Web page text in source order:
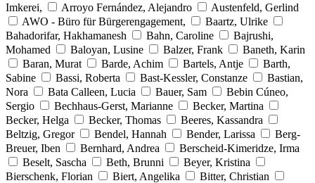
Imkerei,
Arroyo Fernández, Alejandro
Austenfeld, Gerlind
AWO - Büro für Bürgerengagement,
Baartz, Ulrike
Bahadorifar, Hakhamanesh
Bahn, Caroline
Bajrushi,
Mohamed
Baloyan, Lusine Balzer, Frank
Baneth, Karin
Baran, Murat
Barde, Achim Bartels, Antje
Barth,
Sabine
Bassi, Roberta Bast-Kessler, Constanze
Bastian,
Nora
Bata Calleen, Lucia Bauer, Sam
Bebin Cúneo,
Sergio
Bechhaus-Gerst, Marianne
Becker, Martina
Becker, Helga
Becker, Thomas
Beeres, Kassandra
Beltzig, Gregor
Bendel, Hannah Bender, Larissa
Berg-
Breuer, Iben
Bernhard, Andrea
Berscheid-Kimeridze, Irma
Beselt, Sascha
Beth, Brunni
Beyer, Kristina
Bierschenk, Florian
Biert, Angelika
Bitter, Christian